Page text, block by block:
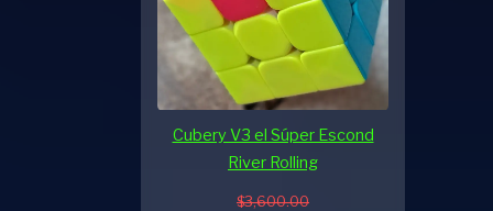
Cubery V3 el Súper Escond
River Rolling
$3,600.00